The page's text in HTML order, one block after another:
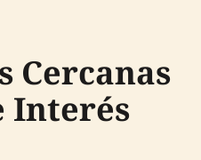
Cercanas
Interés